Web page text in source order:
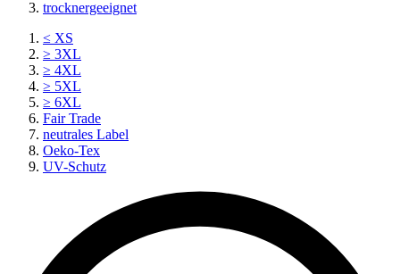
trocknergeeignet
≤ XS
≥ 3XL
≥ 4XL
≥ 5XL
≥ 6XL
Fair Trade
neutrales Label
Oeko-Tex
UV-Schutz